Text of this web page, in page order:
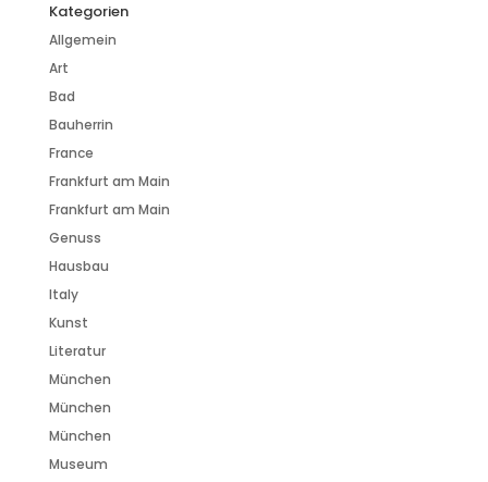
Kategorien
Allgemein
Art
Bad
Bauherrin
France
Frankfurt am Main
Frankfurt am Main
Genuss
Hausbau
Italy
Kunst
Literatur
München
München
München
Museum